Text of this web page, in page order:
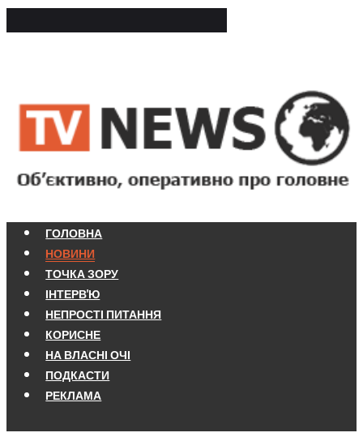
ГОЛОВНА
НОВИНИ
ТОЧКА ЗОРУ
ІНТЕРВ'Ю
НЕПРОСТІ ПИТАННЯ
КОРИСНЕ
НА ВЛАСНІ ОЧІ
ПОДКАСТИ
РЕКЛАМА